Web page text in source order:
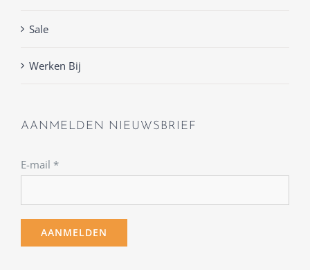
Sale
Werken Bij
AANMELDEN NIEUWSBRIEF
E-mail *